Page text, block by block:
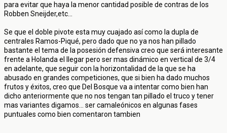
para evitar que haya la menor cantidad posible de contras de los
Robben Sneijder,etc...
Se que el doble pivote esta muy cuajado así como la dupla de
centrales Ramos-Piqué, pero dado que no ya nos han pillado
bastante el tema de la posesión defensiva creo que será interesante
frente a Holanda el llegar pero ser mas dinámico en vertical de 3/4
en adelante, que seguir con la horizontalidad de la que se ha
abusado en grandes competiciones, que si bien ha dado muchos
frutos y éxitos, creo que Del Bosque va a intentar como bien han
dicho anteriormente que no nos tengan tan pillado el truco y tener
mas variantes digamos... ser camaleónicos en algunas fases
puntuales como bien comentaron tambien